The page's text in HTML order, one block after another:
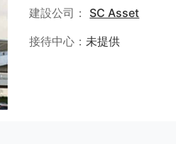
建設公司
SC Asset
接待中心
未提供